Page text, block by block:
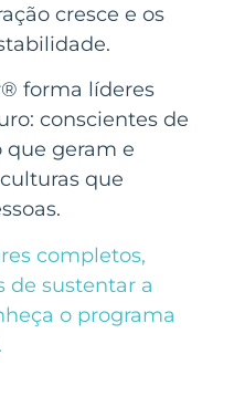
cresce e os
forma líderes
conscientes de
que geram e
que
completos,
de sustentar a
o programa